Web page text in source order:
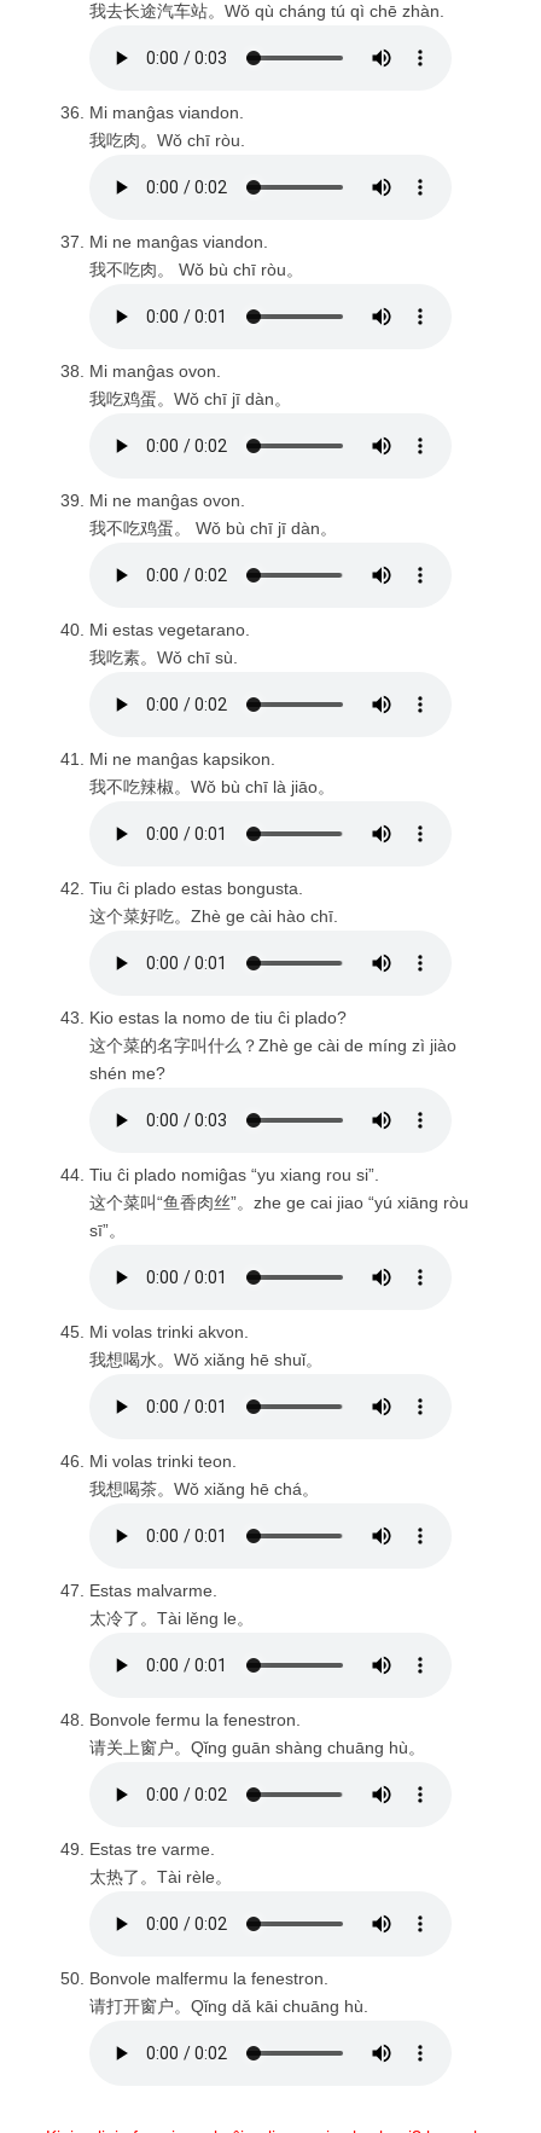
我去长途汽车站。Wǒ qù cháng tú qì chē zhàn.
Mi manĝas viandon.
我吃肉。Wǒ chī ròu.
Mi ne manĝas viandon.
我不吃肉。 Wǒ bù chī ròu。
Mi manĝas ovon.
我吃鸡蛋。Wǒ chī jī dàn。
Mi ne manĝas ovon.
我不吃鸡蛋。 Wǒ bù chī jī dàn。
Mi estas vegetarano.
我吃素。Wǒ chī sù.
Mi ne manĝas kapsikon.
我不吃辣椒。Wǒ bù chī là jiāo。
Tiu ĉi plado estas bongusta.
这个菜好吃。Zhè ge cài hào chī.
Kio estas la nomo de tiu ĉi plado?
这个菜的名字叫什么？Zhè ge cài de míng zì jiào
shén me?
Tiu ĉi plado nomiĝas “yu xiang rou si”.
这个菜叫“鱼香肉丝”。zhe ge cai jiao “yú xiāng ròu
sī”。
Mi volas trinki akvon.
我想喝水。Wǒ xiǎng hē shuǐ。
Mi volas trinki teon.
我想喝茶。Wǒ xiǎng hē chá。
Estas malvarme.
太冷了。Tài lěng le。
Bonvole fermu la fenestron.
请关上窗户。Qǐng guān shàng chuāng hù。
Estas tre varme.
太热了。Tài rèle。
Bonvole malfermu la fenestron.
请打开窗户。Qǐng dǎ kāi chuāng hù.